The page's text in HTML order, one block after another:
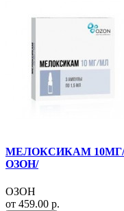
МЕЛОКСИКАМ 10МГ/
ОЗОН/
ОЗОН
от 459.00 р.